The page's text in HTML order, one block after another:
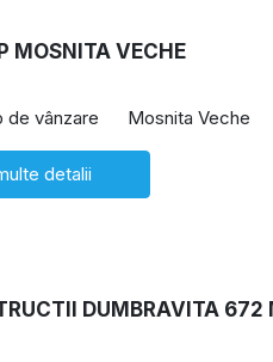
MOSNITA VECHE
de vânzare Mosnita Veche
detalii
DUMBRAVITA 672